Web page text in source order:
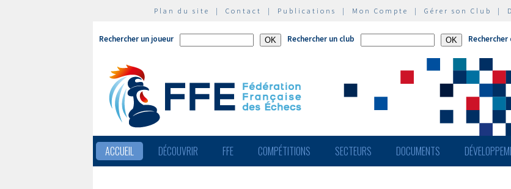
Plan du site | Contact | Publications | Mon Compte | Gérer son Club |
Rechercher un joueur Rechercher un club
ACCUEIL DÉCOUVRIR FFE COMPÉTITIONS SECTEURS DOCUMENTS